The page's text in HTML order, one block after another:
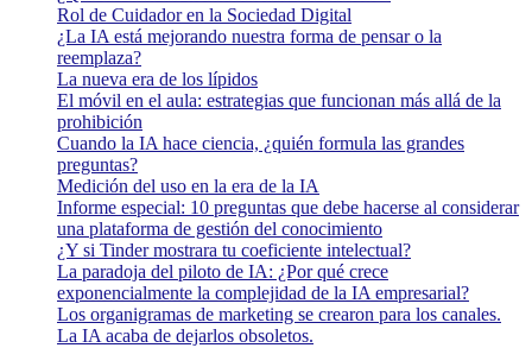
Rol de Cuidador en la Sociedad Digital
¿La IA está mejorando nuestra forma de pensar o la
reemplaza?
La nueva era de los lípidos
El móvil en el aula: estrategias que funcionan más allá de la
prohibición
Cuando la IA hace ciencia, ¿quién formula las grandes
preguntas?
Medición del uso en la era de la IA
Informe especial: 10 preguntas que debe hacerse al considerar
una plataforma de gestión del conocimiento
¿Y si Tinder mostrara tu coeficiente intelectual?
La paradoja del piloto de IA: ¿Por qué crece
exponencialmente la complejidad de la IA empresarial?
Los organigramas de marketing se crearon para los canales.
La IA acaba de dejarlos obsoletos.